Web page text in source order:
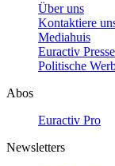
Über uns
Kontaktiere
Mediahuis
Euractiv
Politische
Abos
Euractiv Pro
Newsletters